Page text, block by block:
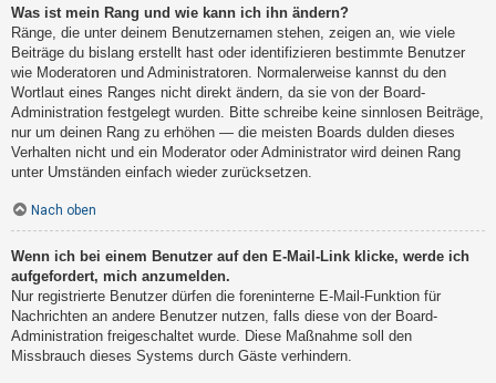
Was ist mein Rang und wie kann ich ihn ändern?
Ränge, die unter deinem Benutzernamen stehen, zeigen an, wie viele
Beiträge du bislang erstellt hast oder identifizieren bestimmte Benutzer
wie Moderatoren und Administratoren. Normalerweise kannst du den
Wortlaut eines Ranges nicht direkt ändern, da sie von der Board-
Administration festgelegt wurden. Bitte schreibe keine sinnlosen Beiträge,
nur um deinen Rang zu erhöhen — die meisten Boards dulden dieses
Verhalten nicht und ein Moderator oder Administrator wird deinen Rang
unter Umständen einfach wieder zurücksetzen.
Nach oben
Wenn ich bei einem Benutzer auf den E-Mail-Link klicke, werde ich
aufgefordert, mich anzumelden.
Nur registrierte Benutzer dürfen die foreninterne E-Mail-Funktion für
Nachrichten an andere Benutzer nutzen, falls diese von der Board-
Administration freigeschaltet wurde. Diese Maßnahme soll den
Missbrauch dieses Systems durch Gäste verhindern.